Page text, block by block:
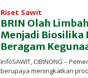
Riset Sawit
BRIN Olah
Menjadi Biosilika
Beragam
InfoSAWIT, CIBINONG –
berupaya meningkatkan